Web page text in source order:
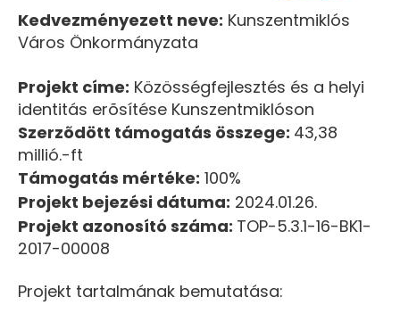
Kedvezményezett neve: Kunszentmiklós
Város Önkormányzata
Projekt címe: Közösségfejlesztés és a helyi
identitás erõsítése Kunszentmiklóson
Szerzõdött támogatás összege: 43,38
millió.-ft
Támogatás mértéke: 100%
Projekt bejezési dátuma: 2024.01.26.
Projekt azonosító száma: TOP-5.3.1-16-BK1-
2017-00008
Projekt tartalmának bemutatása: